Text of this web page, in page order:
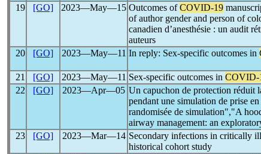
19 [GO] 2023―May―15 Outcomes ofCOVID-19
of author gender and person of
canadien d’anesthésie : un audit
auteurs
20 [GO] 2023―May―11 In reply: Sex-specific outcomes in
21
[GO] 2023―May―11 Sex-specific outcomes in COVID-
22
[GO] 2023―Apr―05 Un capuchon de protection réduit
pendant une simulation de prise
randomisée de simulation","A
airway management: an
23 [GO] 2023―Mar―14 Secondary infections in critically
historical cohort study